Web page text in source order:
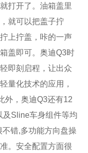
打开了。油箱盖里
就可以把盖子拧
上拧盖，咔的一声
盖即可。奥迪Q3时
即刻启程，让出众
量化技术的应用，
外，奥迪Q3还有12
及Sline车身组件等均
错,多功能方向盘操
。安全配置方面很